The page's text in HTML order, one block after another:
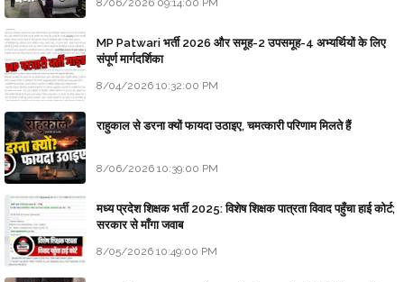
8/06/2026 09:14:00 PM
MP Patwari भर्ती 2026 और समूह-2 उपसमूह-4 अभ्यर्थियों के लिए
संपूर्ण मार्गदर्शिका
8/04/2026 10:32:00 PM
राहुकाल से डरना क्यों फायदा उठाइए, चमत्कारी परिणाम मिलते हैं
8/06/2026 10:39:00 PM
मध्य प्रदेश शिक्षक भर्ती 2025: विशेष शिक्षक पात्रता विवाद पहुँचा हाई कोर्ट;
सरकार से माँगा जवाब
8/05/2026 10:49:00 PM